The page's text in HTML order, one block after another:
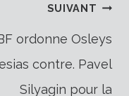
SUIVANT
ordonne Osleys
contre. Pavel
Silyagin pour la